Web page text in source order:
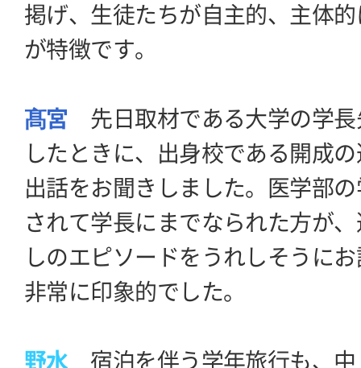
掲げ、生徒たちが自主的、主体
が特徴です。
髙宮 先日取材である大学の学長
したときに、出身校である開成
出話をお聞きしました。医学部
されて学長にまでなられた方が
しのエピソードをうれしそうに
非常に印象的でした。
野水 宿泊を伴う学年旅行も、中